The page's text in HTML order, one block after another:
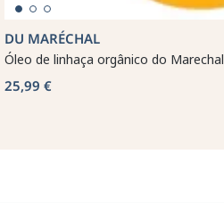
DU MARÉCHAL
Óleo de linhaça orgânico do Marechal
25,99 €